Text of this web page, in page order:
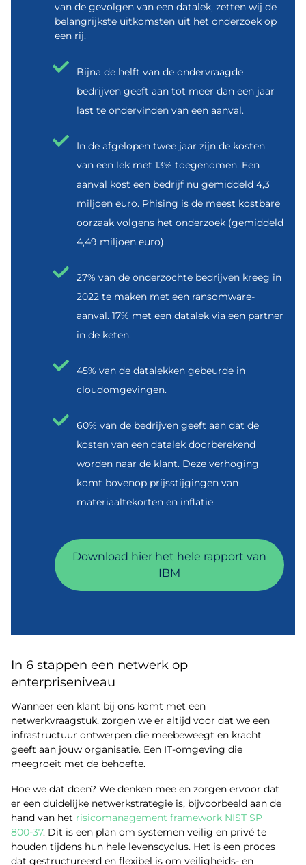
van de gevolgen van een datalek, zetten wij de
belangrijkste uitkomsten uit het onderzoek op
een rij.
Bijna de helft van de ondervraagde
bedrijven geeft aan tot meer dan een jaar
last te ondervinden van een aanval.
In de afgelopen twee jaar zijn de kosten
van een lek met 13% toegenomen. Een
aanval kost een bedrijf nu gemiddeld 4,3
miljoen euro. Phising is de meest kostbare
oorzaak volgens het onderzoek (gemiddeld
4,49 miljoen euro).
27% van de onderzochte bedrijven kreeg in
2022 te maken met een ransomware-
aanval. 17% met een datalek via een partner
in de keten.
45% van de datalekken gebeurde in
cloudomgevingen.
60% van de bedrijven geeft aan dat de
kosten van een datalek doorberekend
worden naar de klant. Deze verhoging
komt bovenop prijsstijgingen van
materiaaltekorten en inflatie.
Download hier het hele rapport van
IBM
In 6 stappen een netwerk op
enterpriseniveau
Wanneer een klant bij ons komt met een
netwerkvraagstuk, zorgen we er altijd voor dat we een
infrastructuur ontwerpen die meebeweegt en kracht
geeft aan jouw organisatie. Een IT-omgeving die
meegroeit met de behoefte.
Hoe we dat doen? We denken mee en zorgen ervoor dat
er een duidelijke netwerkstrategie is, bijvoorbeeld aan de
hand van het risicomanagement framework NIST SP
800-37. Dit is een plan om systemen veilig en privé te
houden tijdens hun hele levenscyclus. Het is een proces
dat gestructureerd en flexibel is om veiligheids- en